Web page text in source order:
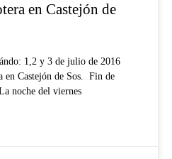
en Castejón de
1,2 y 3 de julio de 2016
en Castejón de Sos. Fin de
noche del viernes